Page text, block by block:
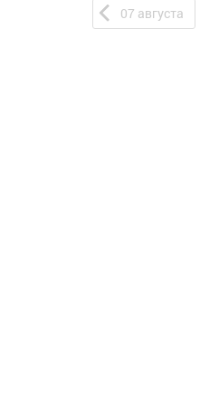
07 августа